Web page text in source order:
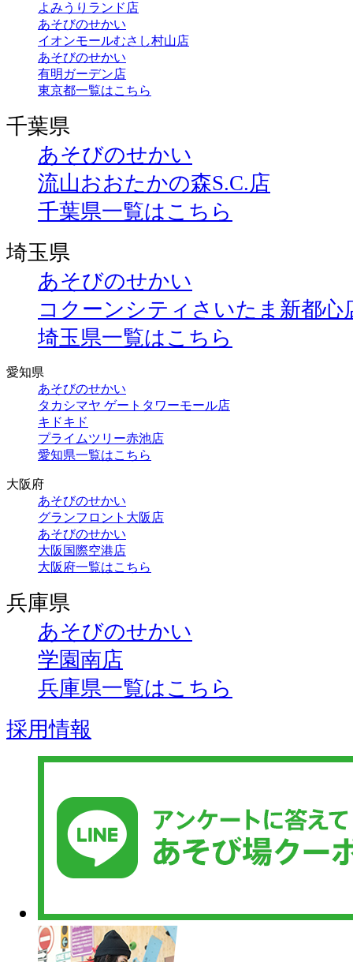
よみうりランド店
あそびのせかい
イオンモールむさし村山店
あそびのせかい
有明ガーデン店
東京都一覧はこちら
千葉県
あそびのせかい
流山おおたかの森S.C.店
千葉県一覧はこちら
埼玉県
あそびのせかい
コクーンシティさいたま新都心
埼玉県一覧はこちら
愛知県
あそびのせかい
タカシマヤ ゲートタワーモール店
キドキド
プライムツリー赤池店
愛知県一覧はこちら
大阪府
あそびのせかい
グランフロント大阪店
あそびのせかい
大阪国際空港店
大阪府一覧はこちら
兵庫県
あそびのせかい
学園南店
兵庫県一覧はこちら
採用情報